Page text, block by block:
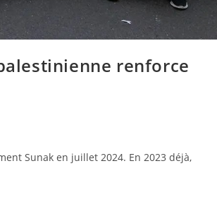
renforce
Sunak en juillet 2024. En 2023 déjà,